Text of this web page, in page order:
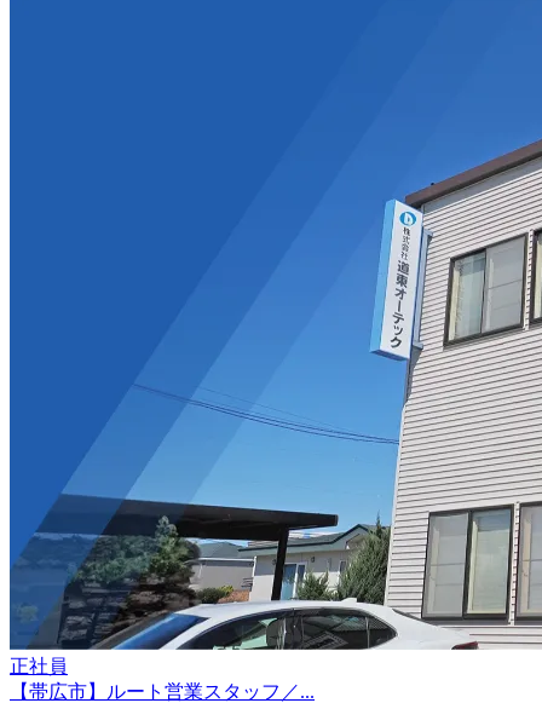
正社員
【帯広市】ルート営業スタッフ／...